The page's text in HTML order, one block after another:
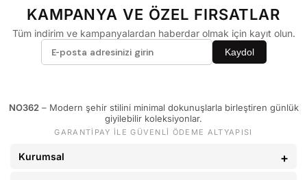
34
94 - 110 kg 36
KAMPANYA VE ÖZEL FIRSATLAR
Tüm indirim ve kampanyalardan haberdar olmak için kayıt olun.
Kaydol
NO362– Modern şehir stilini minimal dokunuşlarla birleştiren günlük
giyilebilir koleksiyonlar.
GARANTİPAY İLE GÜVENLİ ÖDEME ALTYAPISI
Kurumsal